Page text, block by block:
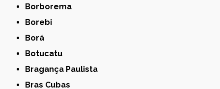
Borborema
Borebi
Borá
Botucatu
Bragança Paulista
Bras Cubas